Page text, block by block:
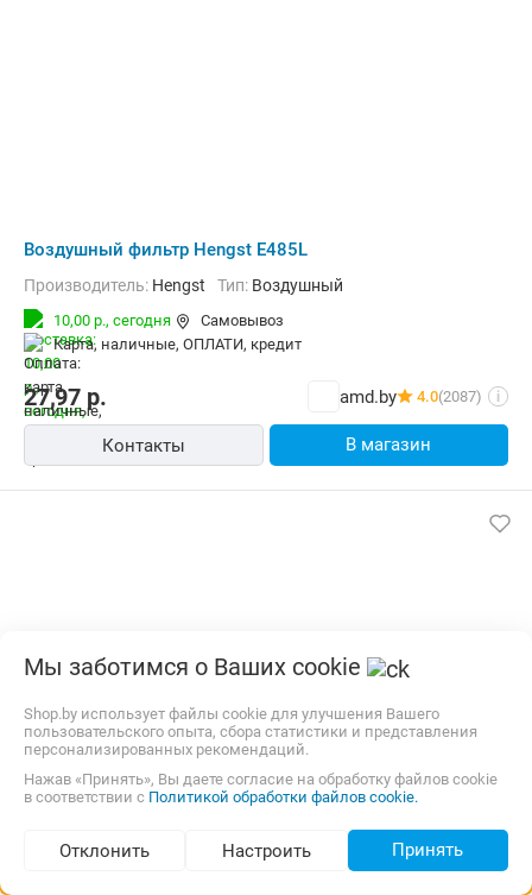
Подбор по параметрам (1 076)
Воздушный фильтр Hengst E485L
Производитель: Hengst Тип: Воздушный
10,00 р., сегодня
Самовывоз
карта, наличные, ОПЛАТИ, кредит
27,97 р. amd.by 4.0(2087) i
Контакты В магазин
Воздушный фильтр Mahle Knecht LX786
Воздушный
Мы заботимся о Ваших cookie
Shop.by использует файлы cookie для улучшения Вашего
пользовательского опыта, сбора статистики и представления
персонализированных рекомендаций.
Нажав «Принять», Вы даете согласие на обработку файлов cookie
в соответствии с Политикой обработки файлов cookie.
Отклонить Настроить Принять